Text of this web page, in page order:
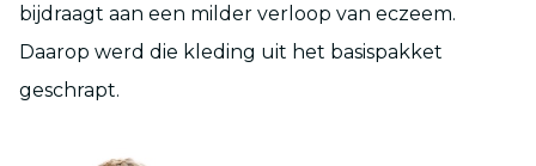
bijdraagt aan een milder verloop van eczeem.
Daarop werd die kleding uit het basispakket
geschrapt.